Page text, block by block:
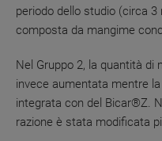
periodo dello studio (circa
composta da mangime
Nel Gruppo 2, la quantità
invece aumentata mentre
integrata con del Bicar®Z.
razione è stata modificata